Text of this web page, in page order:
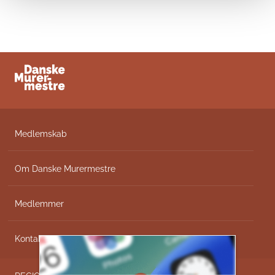
Medlemskab
Om Danske Murermestre
Medlemmer
Kontakt